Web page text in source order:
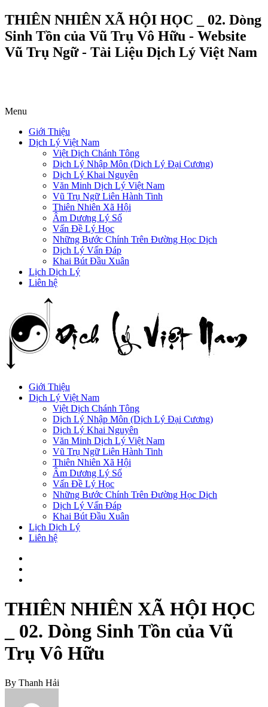
THIÊN NHIÊN XÃ HỘI HỌC _ 02. Dòng
Sinh Tồn của Vũ Trụ Vô Hữu - Website
Vũ Trụ Ngữ - Tài Liệu Dịch Lý Việt Nam
Menu
Giới Thiệu
Dịch Lý Việt Nam
Việt Dịch Chánh Tông
Dịch Lý Nhập Môn (Dịch Lý Đại Cương)
Dịch Lý Khai Nguyên
Văn Minh Dịch Lý Việt Nam
Vũ Trụ Ngữ Liên Hành Tinh
Thiên Nhiên Xã Hội
Âm Dương Lý Số
Vấn Đề Lý Học
Những Bước Chính Trên Đường Học Dịch
Dịch Lý Vấn Đáp
Khai Bút Đầu Xuân
Lịch Dịch Lý
Liên hệ
Giới Thiệu
Dịch Lý Việt Nam
Việt Dịch Chánh Tông
Dịch Lý Nhập Môn (Dịch Lý Đại Cương)
Dịch Lý Khai Nguyên
Văn Minh Dịch Lý Việt Nam
Vũ Trụ Ngữ Liên Hành Tinh
Thiên Nhiên Xã Hội
Âm Dương Lý Số
Vấn Đề Lý Học
Những Bước Chính Trên Đường Học Dịch
Dịch Lý Vấn Đáp
Khai Bút Đầu Xuân
Lịch Dịch Lý
Liên hệ
THIÊN NHIÊN XÃ HỘI HỌC
_ 02. Dòng Sinh Tồn của Vũ
Trụ Vô Hữu
By Thanh Hải